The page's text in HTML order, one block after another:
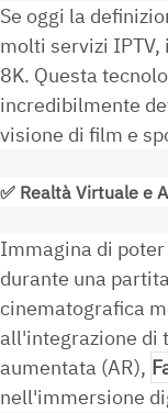
Se oggi la
molti servizi
8K. Questa
incredibilmente
visione di film e
✅ Realtà Virtuale e
Immagina di
durante una
cinematografica
all'integrazione di
aumentata (AR),
nell'immersione